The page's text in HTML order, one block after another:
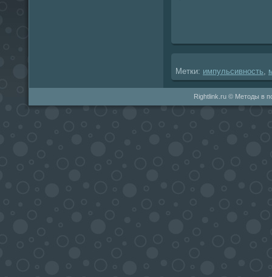
Метки: импульсивность
Rightlink.ru © Методы в